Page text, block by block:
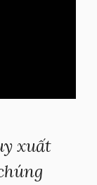
xuất